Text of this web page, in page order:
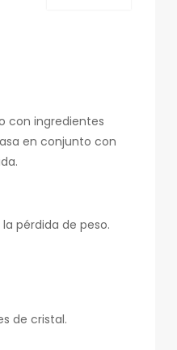
con ingredientes
en conjunto con
pérdida de peso.
de cristal.